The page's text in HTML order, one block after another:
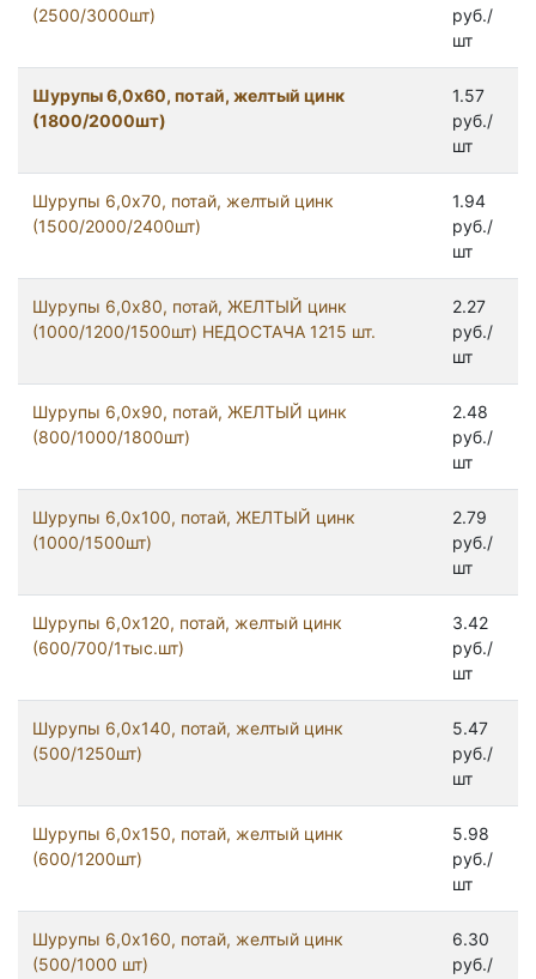
(2500/3000шт)
руб./
шт
Шурупы 6,0x60, потай, желтый цинк
(1800/2000шт)
1.57
руб./
шт
Шурупы 6,0x70, потай, желтый цинк
(1500/2000/2400шт)
1.94
руб./
шт
Шурупы 6,0x80, потай, ЖЕЛТЫЙ цинк
(1000/1200/1500шт) НЕДОСТАЧА 1215 шт.
2.27
руб./
шт
Шурупы 6,0x90, потай, ЖЕЛТЫЙ цинк
(800/1000/1800шт)
2.48
руб./
шт
Шурупы 6,0х100, потай, ЖЕЛТЫЙ цинк
(1000/1500шт)
2.79
руб./
шт
Шурупы 6,0х120, потай, желтый цинк
(600/700/1тыс.шт)
3.42
руб./
шт
Шурупы 6,0х140, потай, желтый цинк
(500/1250шт)
5.47
руб./
шт
Шурупы 6,0х150, потай, желтый цинк
(600/1200шт)
5.98
руб./
шт
Шурупы 6,0х160, потай, желтый цинк
(500/1000 шт)
6.30
руб./